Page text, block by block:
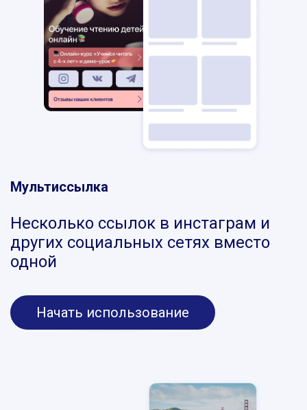
Мультиссылка
Несколько ссылок в инстаграм и
других социальных сетях вместо
одной
Начать использование